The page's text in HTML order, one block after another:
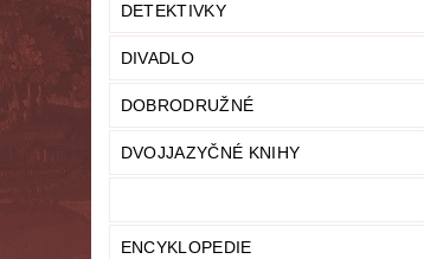
UČEBNICE
DETEKTIVKY
DIVADLO
DOBRODRUŽNÉ
DVOJJAZYČNÉ KNIHY
ENCYKLOPEDIE